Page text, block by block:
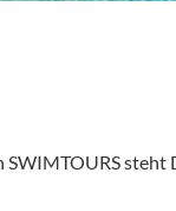
steht